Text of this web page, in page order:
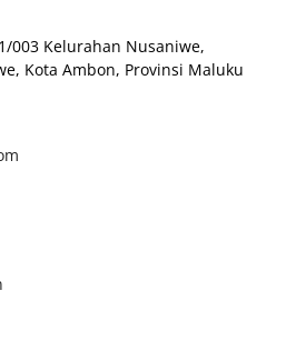
003 Kelurahan Nusaniwe,
Kota Ambon, Provinsi Maluku